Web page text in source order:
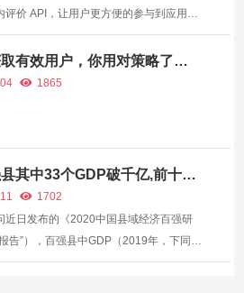
评价 API，让用户更方便的参与到应用评
的说，之前用户给应用程序评分，会被自
Play 应用商店，而新的做法是用户可以
App 内收到一个窗口，所有的评分和...
有效用户，你用对策略了
1865
其中33个GDP破千亿,前十名
占了一半!
1702
近日发布的《2020中国县域经济百强研
告”），百强县中GDP（2019年，下同）
33个；此外，百强县人均GDP达到11.09